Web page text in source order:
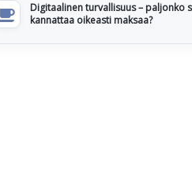
Digitaalinen turvallisuus – paljonko
kannattaa oikeasti maksaa?